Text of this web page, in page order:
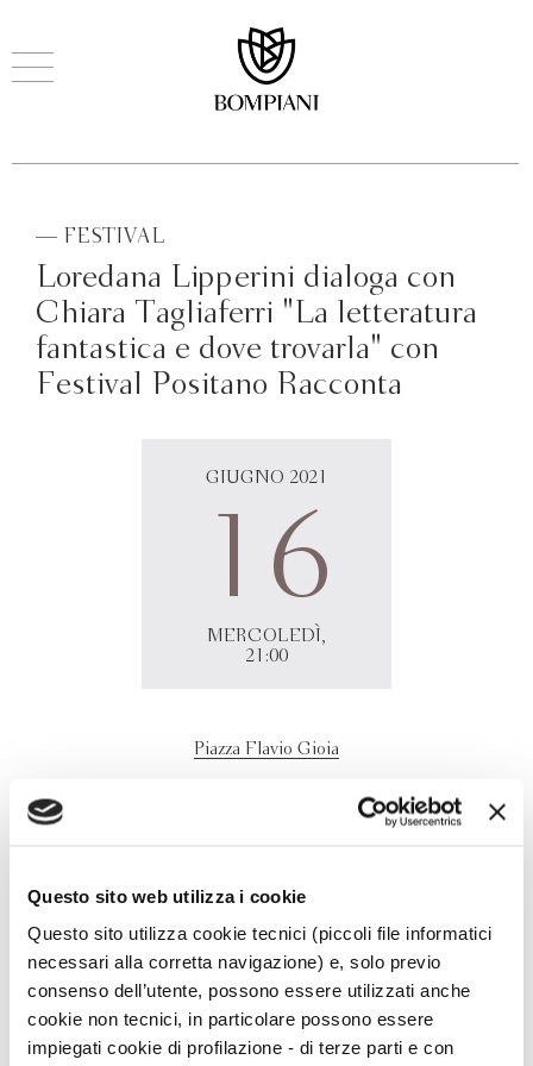
Questo sito web utilizza i cookie
Questo sito utilizza cookie tecnici (piccoli file informatici
necessari alla corretta navigazione) e, solo previo
consenso dell’utente, possono essere utilizzati anche
cookie non tecnici, in particolare possono essere
impiegati cookie di profilazione - di terze parti e con
— FESTIVAL
Loredana Lipperini dialoga con
Chiara Tagliaferri "La letteratura
fantastica e dove trovarla" con
Festival Positano Racconta
GIUGNO 2021
16
MERCOLEDÌ,
21:00
Piazza Flavio Gioia
Loredana Lipperini
dialoga con Chiara Tagliaferri "La
Racconta.